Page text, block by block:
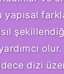
yapısal
olur.
dizi